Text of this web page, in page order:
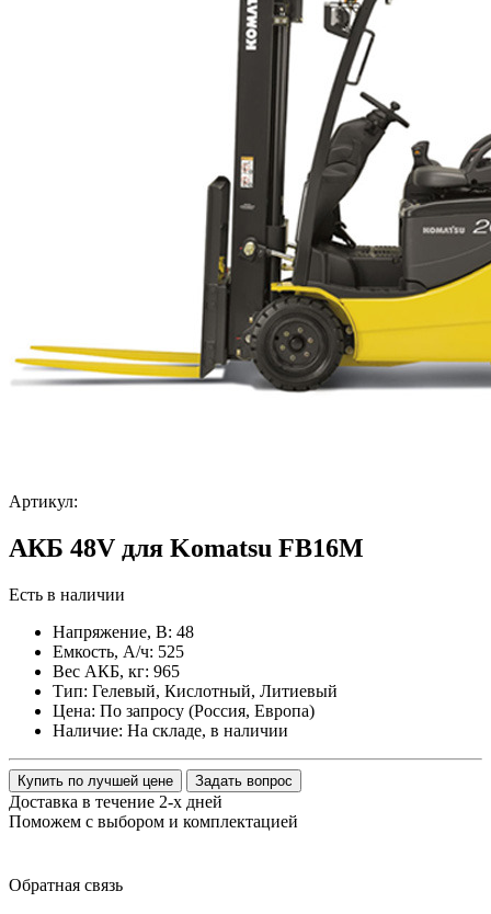
Артикул:
АКБ 48V для Komatsu FB16M
Есть в наличии
Напряжение, В: 48
Емкость, А/ч: 525
Вес АКБ, кг: 965
Тип: Гелевый, Кислотный, Литиевый
Цена: По запросу (Россия, Европа)
Наличие: На складе, в наличии
Купить по лучшей цене Задать вопрос
Доставка в течение 2-х дней
Поможем с выбором и комплектацией
Обратная связь